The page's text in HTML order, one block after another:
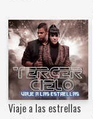
Viaje a las estrellas